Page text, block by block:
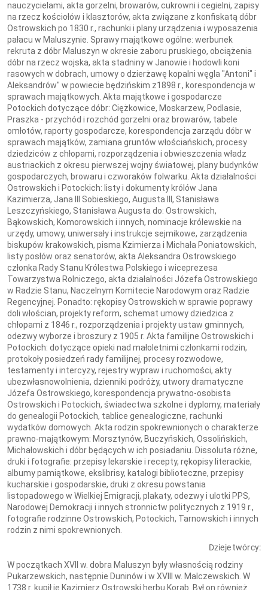
nauczycielami, akta gorzelni, browarów, cukrowni i cegielni, zapisy
na rzecz kościołów i klasztorów, akta związane z konfiskatą dóbr
Ostrowskich po 1830 r., rachunki i plany urządzenia i wyposażenia
pałacu w Maluszynie. Sprawy majątkowe ogólne: werbunek
rekruta z dóbr Maluszyn w okresie zaboru pruskiego, obciążenia
dóbr na rzecz wojska, akta stadniny w Janowie i hodowli koni
rasowych w dobrach, umowy o dzierżawę kopalni węgla "Antoni" i
Aleksandrów" w powiecie będzińskim z1898 r., korespondencja w
sprawach majątkowych. Akta majątkowe i gospodarcze
Potockich dotyczące dóbr: Ciężkowice, Moskarzew, Podlasie,
Praszka - przychód i rozchód gorzelni oraz browarów, tabele
omłotów, raporty gospodarcze, korespondencja zarządu dóbr w
sprawach majątków, zamiana gruntów włościańskich, procesy
dziedziców z chłopami, rozporządzenia i obwieszczenia władz
austriackich z okresu pierwszej wojny światowej, plany budynków
gospodarczych, browaru i czworaków folwarku. Akta działalności
Ostrowskich i Potockich: listy i dokumenty królów Jana
Kazimierza, Jana III Sobieskiego, Augusta III, Stanisława
Leszczyńskiego, Stanisława Augusta do: Ostrowskich,
Bąkowskich, Komorowskich i innych, nominacje królewskie na
urzędy, umowy, uniwersały i instrukcje sejmikowe, zarządzenia
biskupów krakowskich, pisma Kzimierza i Michała Poniatowskich,
listy posłów oraz senatorów, akta Aleksandra Ostrowskiego
członka Rady Stanu Królestwa Polskiego i wiceprezesa
Towarzystwa Rolniczego, akta działalności Józefa Ostrowskiego
w Radzie Stanu, Naczelnym Komitecie Narodowym oraz Radzie
Regencyjnej. Ponadto: rękopisy Ostrowskich w sprawie poprawy
doli włościan, projekty reform, schemat umowy dziedzica z
chłopami z 1846 r., rozporządzenia i projekty ustaw gminnych,
odezwy wyborze i broszury z 1905 r. Akta familijne Ostrowskich i
Potockich: dotyczące opieki nad małoletnimi członkami rodzin,
protokoły posiedzeń rady familijnej, procesy rozwodowe,
testamenty i intercyzy, rejestry wypraw i ruchomości, akty
ubezwłasnowolnienia, dzienniki podróży, utwory dramatyczne
Józefa Ostrowskiego, korespondencja prywatno-osobista
Ostrowskich i Potockich, świadectwa szkolne i dyplomy, materiały
do genealogii Potockich, tablice genealogiczne, rachunki
wydatków domowych. Akta rodzin spokrewnionych o charakterze
prawno-majątkowym: Morsztynów, Buczyńskich, Ossolińskich,
Michałowskich i dóbr będących w ich posiadaniu. Dissoluta różne,
druki i fotografie: przepisy lekarskie i recepty, rękopisy literackie,
albumy pamiątkowe, ekslibrisy, katalogi biblioteczne, przepisy
kucharskie i gospodarskie, druki z okresu powstania
listopadowego w Wielkiej Emigracji, plakaty, odezwy i ulotki PPS,
Narodowej Demokracji i innych stronnictw politycznych z 1919 r.,
fotografie rodzinne Ostrowskich, Potockich, Tarnowskich i innych
rodzin z nimi spokrewnionych.
Dzieje twórcy:
W początkach XVII w. dobra Maluszyn były własnością rodziny
Pukarzewskich, następnie Duninów i w XVIII w. Malczewskich. W
1738 r. kupił je Kazimierz Ostrowski herbu Korab. Był on również